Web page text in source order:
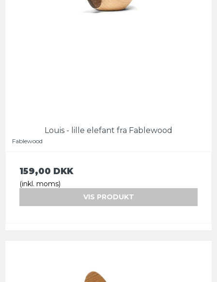
Louis - lille elefant fra Fablewood
Fablewood
159,00 DKK
(inkl. moms)
VIS PRODUKT